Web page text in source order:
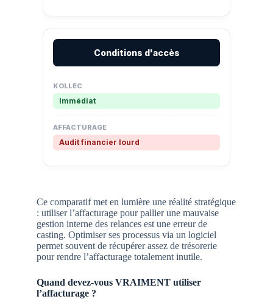
Conditions d'accès
Immédiat
Audit financier lourd
Ce comparatif met en lumière une réalité stratégique
: utiliser l’affacturage pour pallier une mauvaise
gestion interne des relances est une erreur de
casting. Optimiser ses processus via un logiciel
permet souvent de récupérer assez de trésorerie
pour rendre l’affacturage totalement inutile.
Quand devez-vous VRAIMENT utiliser
l’affacturage ?